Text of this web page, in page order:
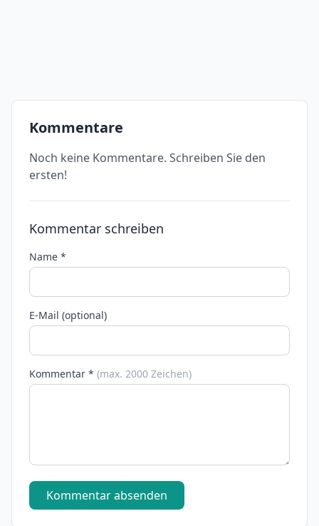
Kommentare
Noch keine Kommentare. Schreiben Sie den
ersten!
Kommentar schreiben
Name *
E-Mail (optional)
Kommentar * (max. 2000 Zeichen)
Kommentar absenden